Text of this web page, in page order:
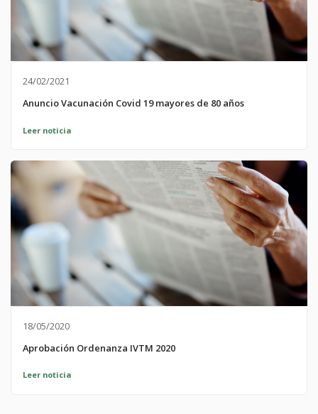
24/02/2021
Anuncio Vacunación Covid 19 mayores de 80 años
Leer noticia
18/05/2020
Aprobación Ordenanza IVTM 2020
Leer noticia